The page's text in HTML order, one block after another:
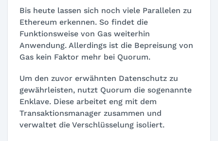
Bis heute lassen sich noch viele Parallelen zu
Ethereum erkennen. So findet die
Funktionsweise von Gas weiterhin
Anwendung. Allerdings ist die Bepreisung von
Gas kein Faktor mehr bei Quorum.
Um den zuvor erwähnten Datenschutz zu
gewährleisten, nutzt Quorum die sogenannte
Enklave. Diese arbeitet eng mit dem
Transaktionsmanager zusammen und
verwaltet die Verschlüsselung isoliert.